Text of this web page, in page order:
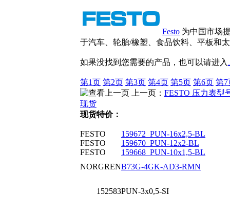
Festo 为中国市场
于汽车、轮胎/橡塑、食品饮料、平板和
如果没找到您需要的产品，也可以请进入
第1页 第2页 第3页 第4页 第5页 第6页 第7
上一页： FESTO 压力表型
现货
现货特价：
FESTO
159672 PUN-16x2,5-BL
FESTO
159670 PUN-12x2-BL
FESTO
159668 PUN-10x1,5-BL
NORGRENB73G-4GK-AD3-RMN
152583PUN-3x0,5-SI